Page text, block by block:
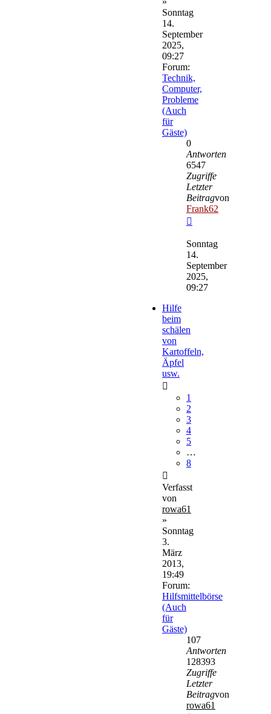
Sonntag
14.
September
2025,
09:27
Forum:
Technik,
Computer,
Probleme
(Auch
für
Gäste)
0
Antworten
6547
Zugriffe
Letzter
Beitragvon
Frank62
Beitrag
Sonntag
14.
September
2025,
09:27
Hilfe
beim
schälen
von
Kartoffeln,
Äpfel
usw.
1
2
3
4
5
…
8
Verfasst
von
rowa61
»
Sonntag
3.
März
2013,
19:49
Forum:
Hilfsmittelbörse
(Auch
für
Gäste)
107
Antworten
128393
Zugriffe
Letzter
Beitragvon
rowa61